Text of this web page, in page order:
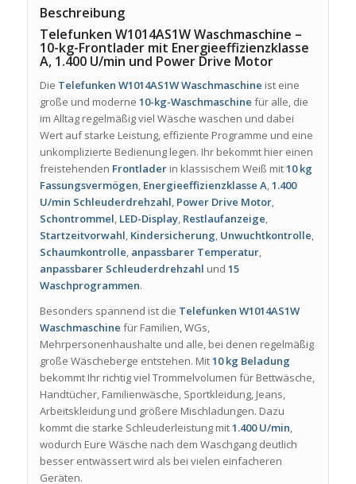
Beschreibung
Telefunken W1014AS1W Waschmaschine –
10-kg-Frontlader mit Energieeffizienzklasse
A, 1.400 U/min und Power Drive Motor
Die Telefunken W1014AS1W Waschmaschine ist eine
große und moderne 10-kg-Waschmaschine für alle, die
im Alltag regelmäßig viel Wäsche waschen und dabei
Wert auf starke Leistung, effiziente Programme und eine
unkomplizierte Bedienung legen. Ihr bekommt hier einen
freistehenden Frontladerin klassischem Weiß mit10 kg
Fassungsvermögen, Energieeffizienzklasse A,1.400
U/min Schleuderdrehzahl, Power Drive Motor,
Schontrommel, LED-Display, Restlaufanzeige,
Startzeitvorwahl, Kindersicherung, Unwuchtkontrolle,
Schaumkontrolle, anpassbarer Temperatur,
anpassbarer Schleuderdrehzahl und 15
Waschprogrammen.
Besonders spannend ist die Telefunken W1014AS1W
Waschmaschine für Familien, WGs,
Mehrpersonenhaushalte und alle, bei denen regelmäßig
große Wäscheberge entstehen. Mit10 kg Beladung
bekommt Ihr richtig viel Trommelvolumen für Bettwäsche,
Handtücher, Familienwäsche, Sportkleidung, Jeans,
Arbeitskleidung und größere Mischladungen. Dazu
kommt die starke Schleuderleistung mit1.400 U/min,
wodurch Eure Wäsche nach dem Waschgang deutlich
besser entwässert wird als bei vielen einfacheren
Geräten.